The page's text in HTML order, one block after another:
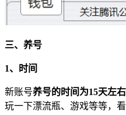
三、养号
1、时间
新账号养号的时间为15天左右
玩一下漂流瓶、游戏等等，看